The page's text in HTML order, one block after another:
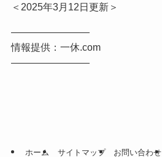
＜2025年3月12日更新＞
————————
情報提供：一休.com
————————
ホーム サイトマップ お問い合わせ